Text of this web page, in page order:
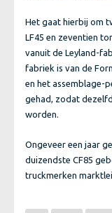
Het gaat hierbij om
LF45 en zeventien
vanuit de Leyland-
fabriek is van de
en het assemblage-
gehad, zodat
worden.
Ongeveer een jaar
duizendste CF85
truckmerken